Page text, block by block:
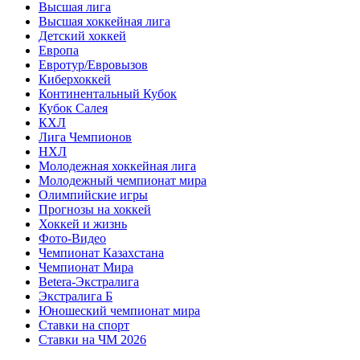
Высшая лига
Высшая хоккейная лига
Детский хоккей
Европа
Евротур/Евровызов
Киберхоккей
Континентальный Кубок
Кубок Салея
КХЛ
Лига Чемпионов
НХЛ
Молодежная хоккейная лига
Молодежный чемпионат мира
Олимпийские игры
Прогнозы на хоккей
Хоккей и жизнь
Фото-Видео
Чемпионат Казахстана
Чемпионат Мира
Betera-Экстралига
Экстралига Б
Юношеский чемпионат мира
Ставки на спорт
Ставки на ЧМ 2026